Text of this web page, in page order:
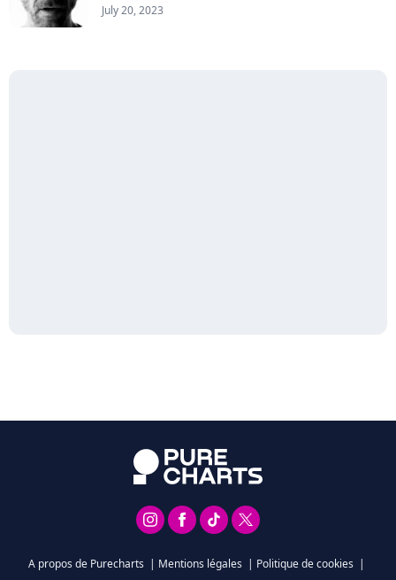
July 20, 2023
A propos de Purecharts | Mentions légales | Politique de cookies |